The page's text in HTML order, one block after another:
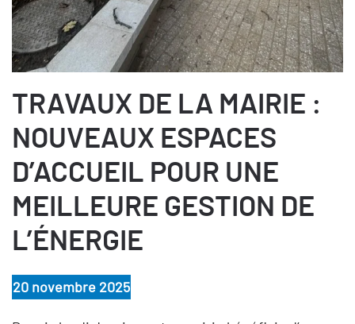
TRAVAUX DE LA MAIRIE :
NOUVEAUX ESPACES
D’ACCUEIL POUR UNE
MEILLEURE GESTION DE
L’ÉNERGIE
20 novembre 2025